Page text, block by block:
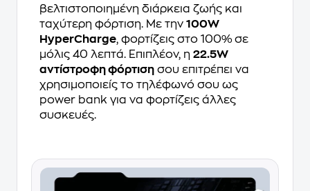
βελτιστοποιημένη διάρκεια ζωής και
ταχύτερη φόρτιση. Με την 100W
HyperCharge, φορτίζεις στο 100% σε
μόλις 40 λεπτά. Επιπλέον, η 22.5W
αντίστροφη φόρτιση σου επιτρέπει να
χρησιμοποιείς το τηλέφωνό σου ως
power bank για να φορτίζεις άλλες
συσκευές.